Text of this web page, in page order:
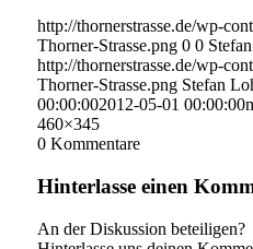
http://thornerstrasse.de/wp-
Thorner-Strasse.png 0 0
http://thornerstrasse.de/wp-
Thorner-Strasse.png Stefan
00:00:002012-05-01 00:00:00
460×345
0 Kommentare
Hinterlasse einen
An der Diskussion beteiligen?